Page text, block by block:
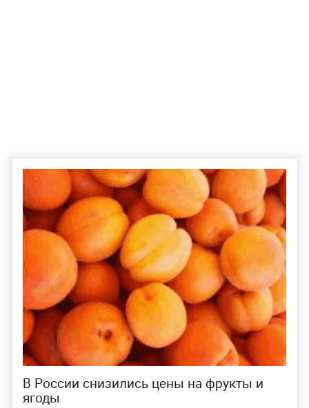
В России снизились цены на фрукты и
ягоды